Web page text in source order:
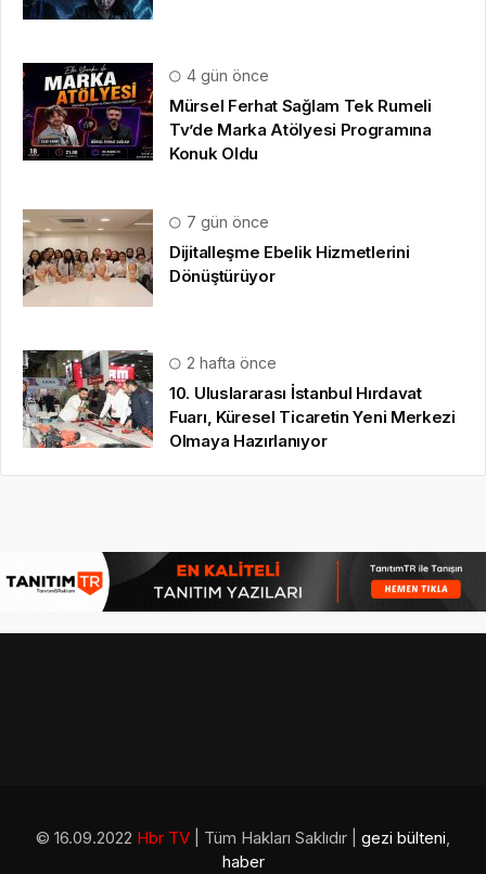
4 gün önce
Mürsel Ferhat Sağlam Tek Rumeli
Tv’de Marka Atölyesi Programına
Konuk Oldu
7 gün önce
Dijitalleşme Ebelik Hizmetlerini
Dönüştürüyor
2 hafta önce
10. Uluslararası İstanbul Hırdavat
Fuarı, Küresel Ticaretin Yeni Merkezi
Olmaya Hazırlanıyor
© 16.09.2022 Hbr TV | Tüm Hakları Saklıdır | gezi bülteni,
haber